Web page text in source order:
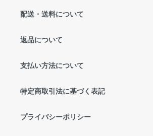
配送・送料について
返品について
支払い方法について
特定商取引法に基づく表記
プライバシーポリシー